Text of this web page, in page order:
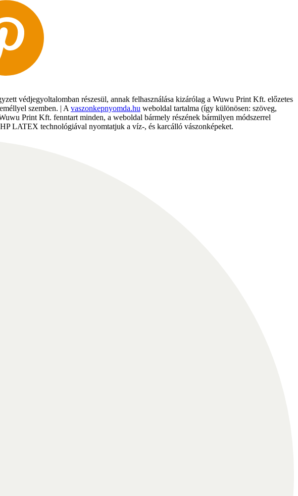
védjegyoltalomban részesül, annak felhasználása kizárólag a Wuwu Print Kft. előzetes
szemben. | A vaszonkepnyomda.hu weboldal tartalma (így különösen: szöveg,
Print Kft. fenntart minden, a weboldal bármely részének bármilyen módszerrel
LATEX technológiával nyomtatjuk a víz-, és karcálló vászonképeket.